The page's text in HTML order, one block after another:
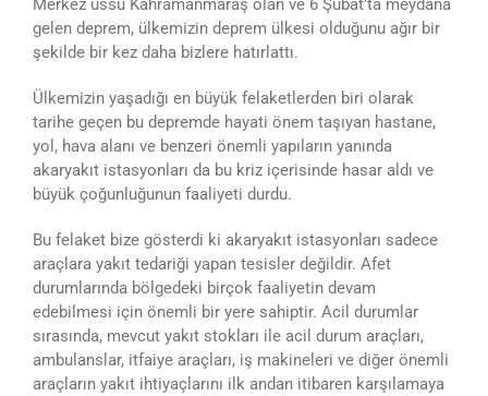
Merkez üssü Kahramanmaraş olan ve 6 Şubat’ta meydana
gelen deprem, ülkemizin deprem ülkesi olduğunu ağır bir
şekilde bir kez daha bizlere hatırlattı.
Ülkemizin yaşadığı en büyük felaketlerden biri olarak
tarihe geçen bu depremde hayati önem taşıyan hastane,
yol, hava alanı ve benzeri önemli yapıların yanında
akaryakıt istasyonları da bu kriz içerisinde hasar aldı ve
büyük çoğunluğunun faaliyeti durdu.
Bu felaket bize gösterdi ki akaryakıt istasyonları sadece
araçlara yakıt tedariği yapan tesisler değildir. Afet
durumlarında bölgedeki birçok faaliyetin devam
edebilmesi için önemli bir yere sahiptir. Acil durumlar
sırasında, mevcut yakıt stokları ile acil durum araçları,
ambulanslar, itfaiye araçları, iş makineleri ve diğer önemli
araçların yakıt ihtiyaçlarını ilk andan itibaren karşılamaya